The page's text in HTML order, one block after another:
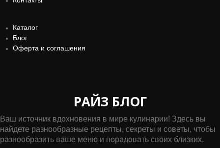
Каталог
Блог
Оферта и соглашения
РАЙЗ БЛОГ
Ваш источник вдохновения в мире кулинарии! Здесь вы
найдете разнообразные рецепты, секреты и советы, чтобы
разнообразить ваше меню и порадовать своих близких.